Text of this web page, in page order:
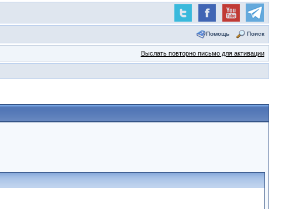
Помощь Поиск
Выслать повторно письмо для активации